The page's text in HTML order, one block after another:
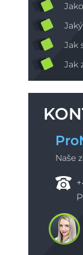
Jak
Jak
Naše